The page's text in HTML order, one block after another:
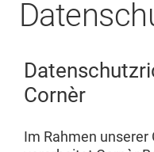
Cornèr
Im Rahmen